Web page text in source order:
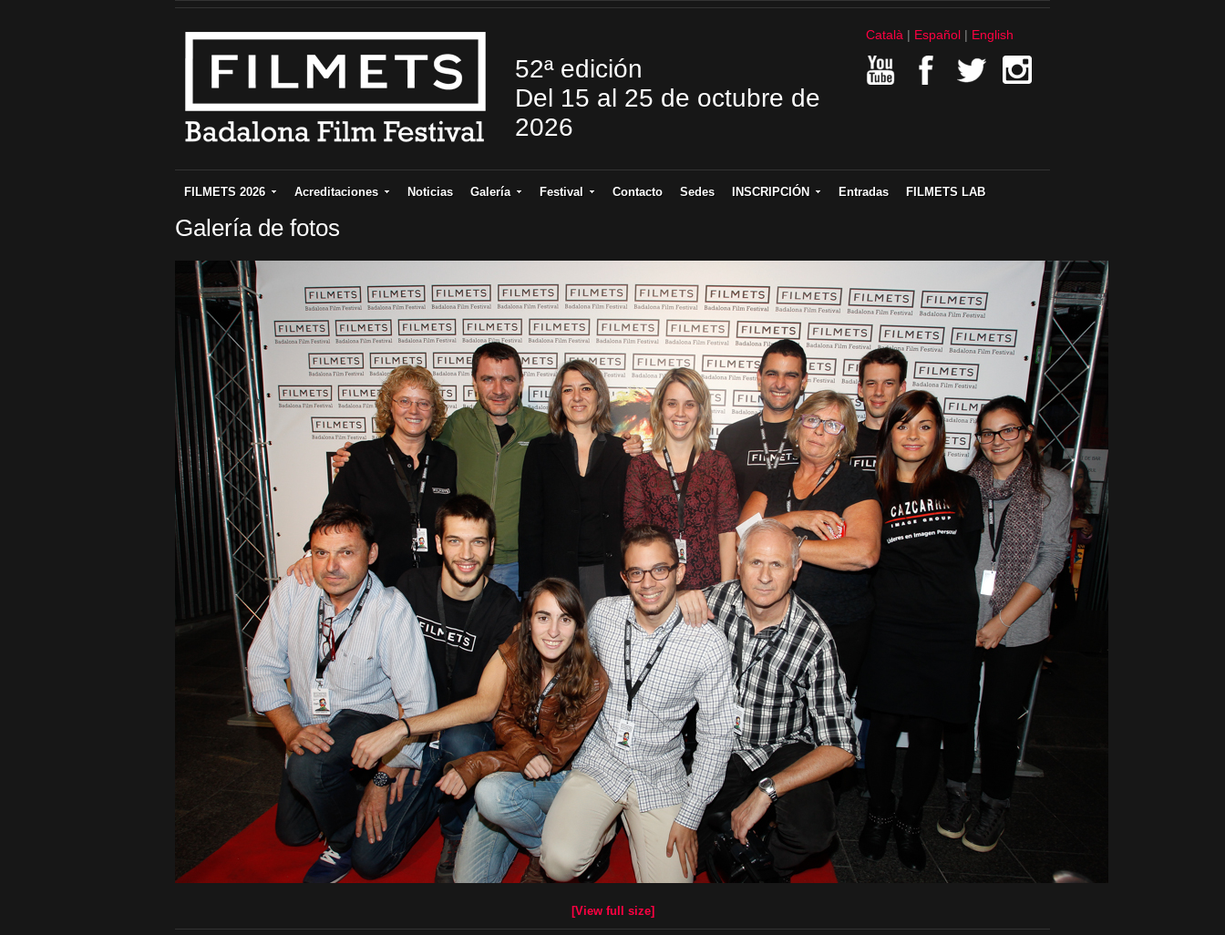
52ª edición
Del 15 al 25 de octubre de
2026
Català Español English
FILMETS 2026 Acreditaciones Noticias Galería Festival Contacto Sedes INSCRIPCIÓN Entradas FILMETS LAB
Galería de fotos
[View full size]